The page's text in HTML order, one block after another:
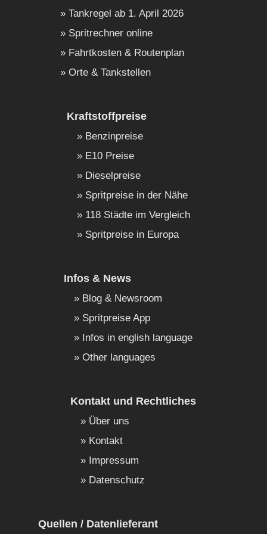
Tankregel ab 1. April 2026
Spritrechner online
Fahrtkosten & Routenplan
Orte & Tankstellen
Kraftstoffpreise
Benzinpreise
E10 Preise
Dieselpreise
Spritpreise in der Nähe
118 Städte im Vergleich
Spritpreise in Europa
Infos & News
Blog & Newsroom
Spritpreise App
Infos in english language
Other languages
Kontakt und Rechtliches
Über uns
Kontakt
Impressum
Datenschutz
Quellen / Datenlieferant